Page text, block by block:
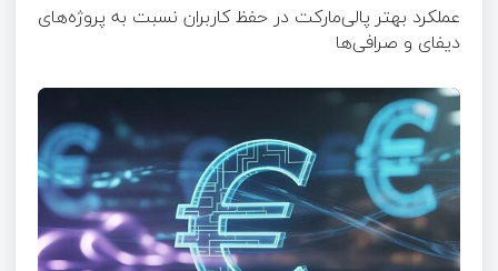
عملکرد بهتر پالی‌مارکت در حفظ کاربران نسبت به پروژه‌های
دیفای و صرافی‌ها